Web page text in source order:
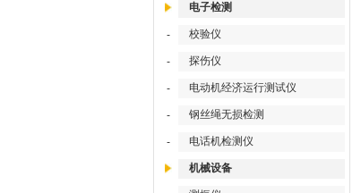
电子检测
- 校验仪
- 探伤仪
- 电动机经济运行测试仪
- 钢丝绳无损检测
- 电话机检测仪
机械设备